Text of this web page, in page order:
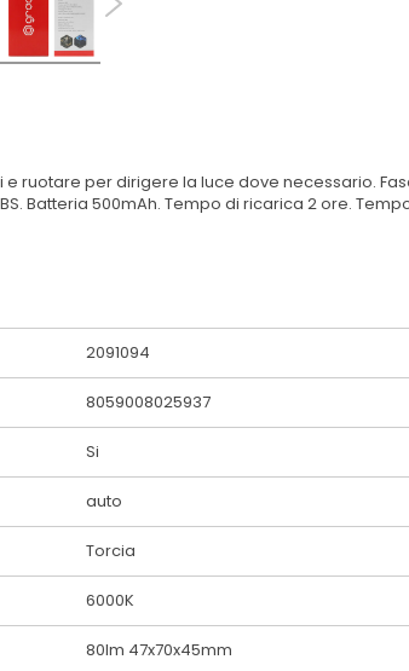
ruotare per dirigere la luce dove necessario.
Batteria 500mAh. Tempo di ricarica 2 ore.
2091094
8059008025937
Si
auto
Torcia
6000K
80lm 47x70x45mm